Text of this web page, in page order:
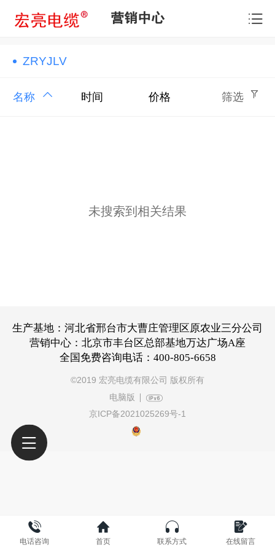
营销中心
ZRYJLV
名称 时间 价格 筛选
未搜索到相关结果
生产基地：河北省邢台市大曹庄管理区原农业三分公司
营销中心：北京市丰台区总部基地万达广场A座
全国免费咨询电话：400-805-6658
©2019 宏亮电缆有限公司 版权所有
电脑版
京ICP备2021025269号-1
电话咨询 首页 联系方式 在线留言